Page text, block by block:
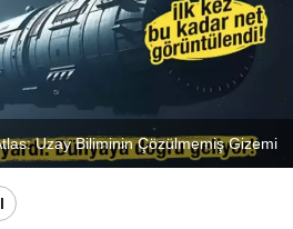
Uzay Biliminin Çözülmemiş Gizemi